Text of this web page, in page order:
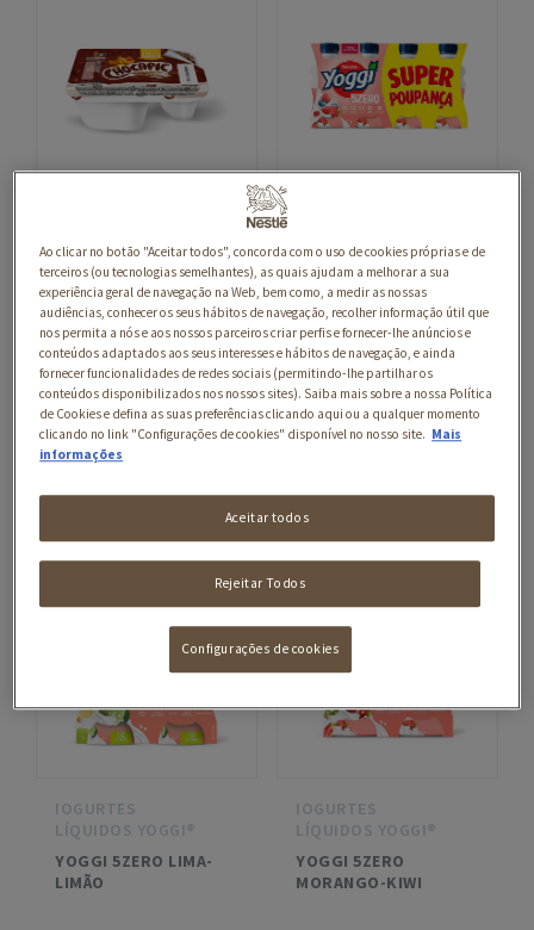
CEREAIS, BARRAS
DE CEREAIS,
IOGURTES
IOGURTE CHOCAPIC:
SABOROSA
COMBINAÇÃO
20
IOGURTES BI-
COMPARTIMENTADOS
LÍQUIDOS YOGGI®
YOGGI 5ZERO FRUTOS
SILVESTRES
10
IOGURTES LÍQUIDOS
IOGURTES
LÍQUIDOS YOGGI®
YOGGI 5ZERO LIMA-
LIMÃO
IOGURTES
LÍQUIDOS YOGGI®
YOGGI 5ZERO
MORANGO-KIWI
Ao clicar no botão "Aceitar todos", concorda com o uso de cookies próprias e de
terceiros (ou tecnologias semelhantes), as quais ajudam a melhorar a sua
experiência geral de navegação na Web, bem como, a medir as nossas
audiências, conhecer os seus hábitos de navegação, recolher informação útil que
nos permita a nós e aos nossos parceiros criar perfis e fornecer-lhe anúncios e
conteúdos adaptados aos seus interesses e hábitos de navegação, e ainda
fornecer funcionalidades de redes sociais (permitindo-lhe partilhar os
conteúdos disponibilizados nos nossos sites). Saiba mais sobre a nossa Política
de Cookies e defina as suas preferências clicando aqui ou a qualquer momento
clicando no link "Configurações de cookies" disponível no nosso site. Mais
informações
Rejeitar Todos
Aceitar todos
Configurações de cookies